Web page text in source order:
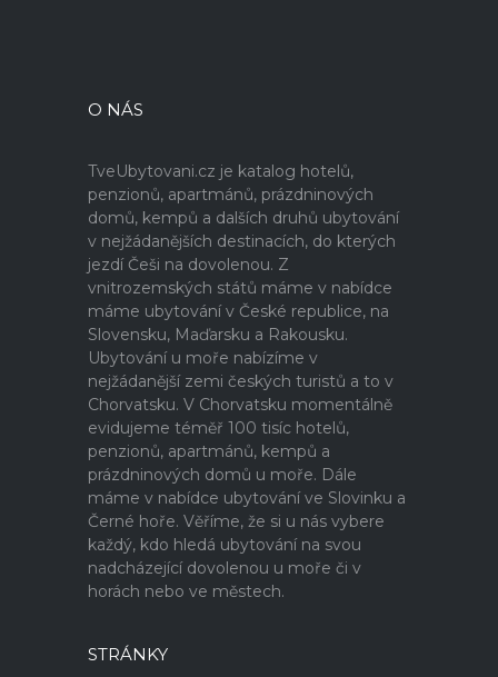
O NÁS
TveUbytovani.cz je katalog hotelů,
penzionů, apartmánů, prázdninových
domů, kempů a dalších druhů ubytování
v nejžádanějších destinacích, do kterých
jezdí Češi na dovolenou. Z
vnitrozemských států máme v nabídce
máme ubytování v České republice, na
Slovensku, Maďarsku a Rakousku.
Ubytování u moře nabízíme v
nejžádanější zemi českých turistů a to v
Chorvatsku. V Chorvatsku momentálně
evidujeme téměř 100 tisíc hotelů,
penzionů, apartmánů, kempů a
prázdninových domů u moře. Dále
máme v nabídce ubytování ve Slovinku a
Černé hoře. Věříme, že si u nás vybere
každý, kdo hledá ubytování na svou
nadcházející dovolenou u moře či v
horách nebo ve městech.
STRÁNKY